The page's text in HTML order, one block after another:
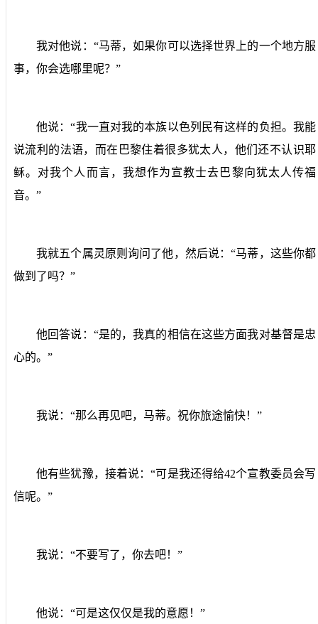
我对他说：“马蒂，如果你可以选择世界上的一个地方服
事，你会选哪里呢？”
他说：“我一直对我的本族以色列民有这样的负担。我能
说流利的法语，而在巴黎住着很多犹太人，他们还不认识耶
稣。对我个人而言，我想作为宣教士去巴黎向犹太人传福
音。”
我就五个属灵原则询问了他，然后说：“马蒂，这些你都
做到了吗？”
他回答说：“是的，我真的相信在这些方面我对基督是忠
心的。”
我说：“那么再见吧，马蒂。祝你旅途愉快！”
他有些犹豫，接着说：“可是我还得给42个宣教委员会写
信呢。”
我说：“不要写了，你去吧！”
他说：“可是这仅仅是我的意愿！”